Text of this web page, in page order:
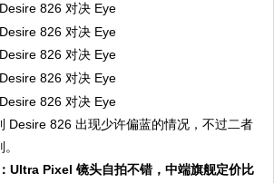
Desire 826 出现少许偏蓝的情况，不过二者
Ultra Pixel 镜头自拍不错，中端旗舰定价比